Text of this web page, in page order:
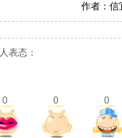
作者：
人表态：
0 0 0